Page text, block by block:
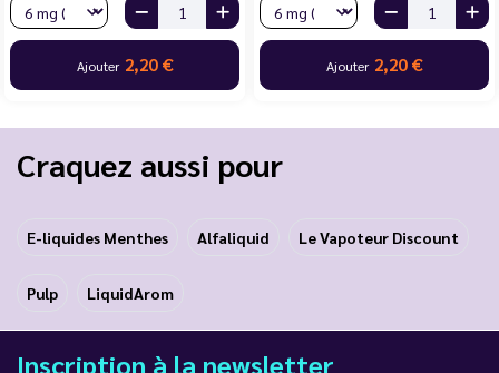
Ajouter 2,20 € Ajouter 2,20 €
Craquez aussi pour
E-liquides Menthes Alfaliquid Le Vapoteur Discount
Pulp LiquidArom
Inscription à la newsletter